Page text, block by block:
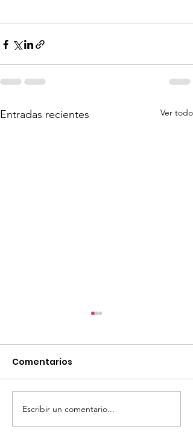
Entradas recientes Ver todo
TourTravelynByFraveo
participó en la
Comentarios
Escribir un comentario...